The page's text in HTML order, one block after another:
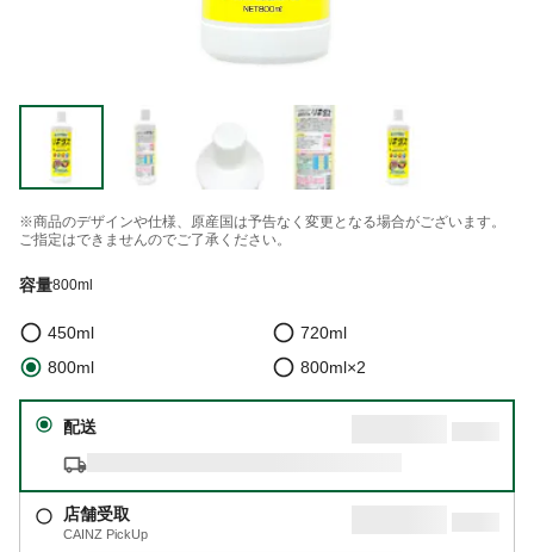
※商品のデザインや仕様、原産国は予告なく変更となる場合がございます。
ご指定はできませんのでご了承ください。
容量800ml
450ml
720ml
800ml
800ml×2
配送
店舗受取
CAINZ PickUp